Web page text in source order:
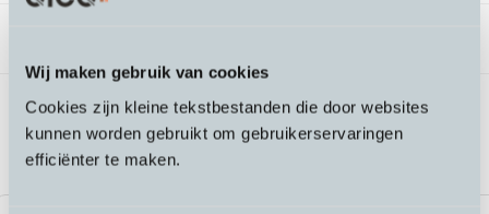
Wij maken gebruik van cookies
Cookies zijn kleine tekstbestanden die door websites
kunnen worden gebruikt om gebruikerservaringen
efficiënter te maken.
Passende accessoires bij de Specter 1
speed pedelec